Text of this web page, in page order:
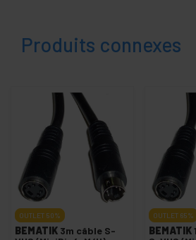
Produits connexes
OUTLET 50%
BEMATIK 3m câble S-
OUTLET 65%
BEMATIK